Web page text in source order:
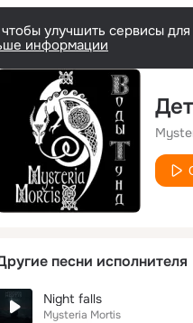
улучшить сервисы
информации
песни исполнителя
Night falls
Mysteria Mortis